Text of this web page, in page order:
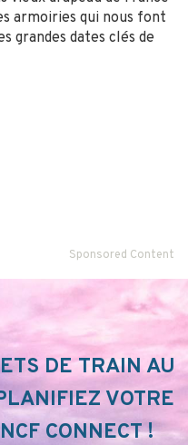
armoiries qui nous font
grandes dates clés de
Sponsored Content
DE TRAIN AU
VOTRE
CONNECT !